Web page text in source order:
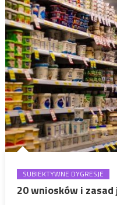
SUBIEKTYWNE DYGRESJE
20 wniosków i